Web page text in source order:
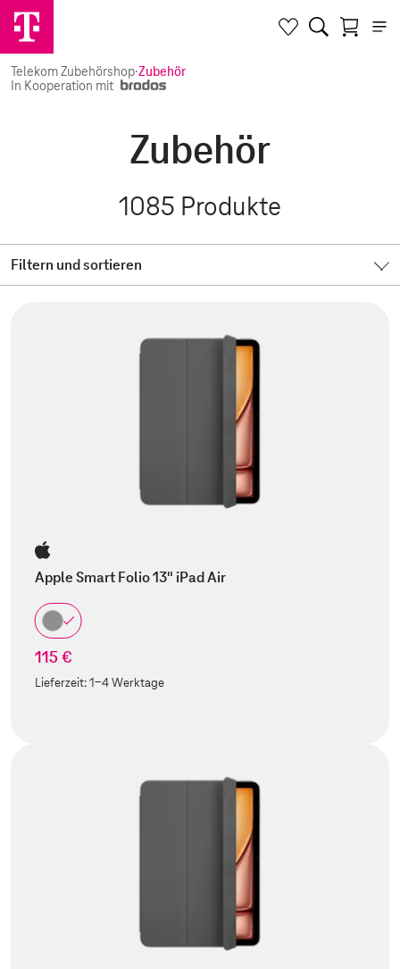
Telekom Zubehörshop·Zubehör
In Kooperation mit
Zubehör
1085 Produkte
Filtern und sortieren
Apple Smart Folio 13" iPad Air
115 €
Lieferzeit:1-4 Werktage